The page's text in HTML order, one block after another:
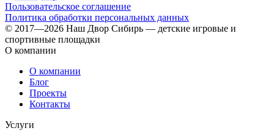
Пользовательское соглашение
Политика обработки персональных данных
© 2017—2026 Наш Двор Сибирь — детские игровые и
спортивные площадки
О компании
О компании
Блог
Проекты
Контакты
Услуги